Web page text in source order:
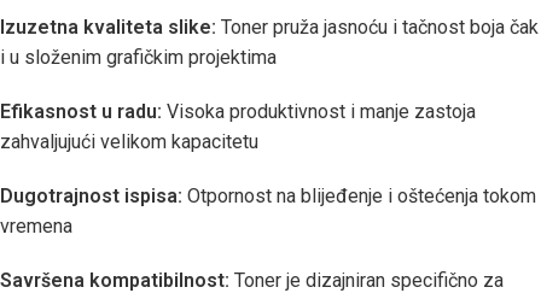
Izuzetna kvaliteta slike: Toner pruža jasnoću i tačnost boja čak
i u složenim grafičkim projektima
Efikasnost u radu: Visoka produktivnost i manje zastoja
zahvaljujući velikom kapacitetu
Dugotrajnost ispisa: Otpornost na blijeđenje i oštećenja tokom
vremena
Savršena kompatibilnost: Toner je dizajniran specifično za